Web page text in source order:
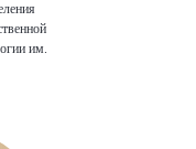
им.